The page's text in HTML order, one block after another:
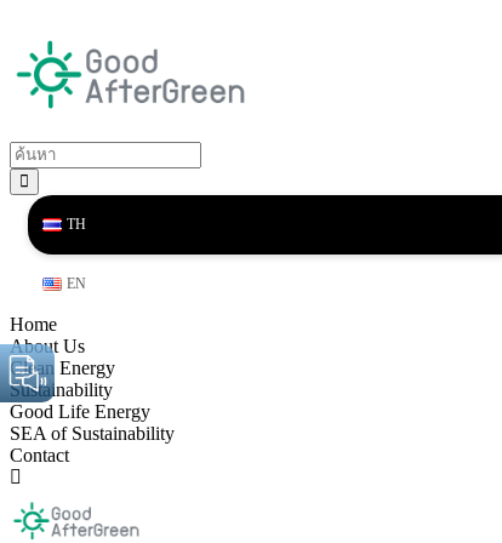
TH
EN
Home
About Us
Clean Energy
Sustainability
Good Life Energy
SEA of Sustainability
Contact